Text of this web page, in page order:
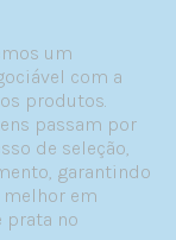
espaço, o
todas elas:
versátil
o inner
um
com a
produtos.
passam por
de seleção,
garantindo
melhor em
prata no